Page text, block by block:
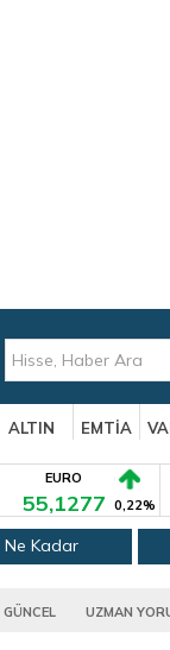
ALTIN EMTİA
EURO
55,1277 0,22%
Kadar
GÜNCEL UZMAN